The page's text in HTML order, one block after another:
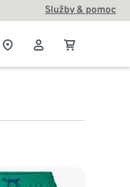
Služby & pomoc